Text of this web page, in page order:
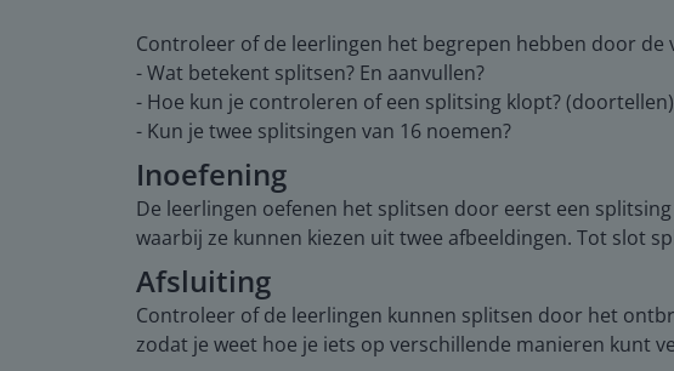
Controleer of de leerlingen het begrepen hebben door de
- Wat betekent splitsen? En aanvullen?
- Hoe kun je controleren of een splitsing klopt? (doortellen)
- Kun je twee splitsingen van 16 noemen?
Inoefening
De leerlingen oefenen het splitsen door eerst een
waarbij ze kunnen kiezen uit twee afbeeldingen. Tot slot
Afsluiting
Controleer of de leerlingen kunnen splitsen door het
zodat je weet hoe je iets op verschillende manieren kunt